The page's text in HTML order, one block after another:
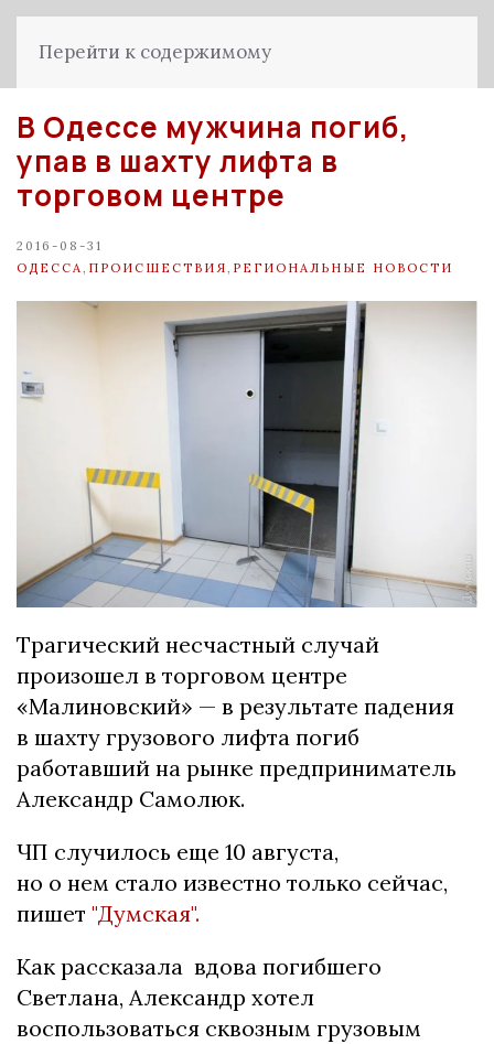
Перейти к содержимому
В Одессе мужчина погиб,
упав в шахту лифта в
торговом центре
2016-08-31
ОДЕССА
ПРОИСШЕСТВИЯ РЕГИОНАЛЬНЫЕ НОВОСТИ
Трагический несчастный случай
произошел в торговом центре
«Малиновский» — в результате падения
в шахту грузового лифта погиб
работавший на рынке предприниматель
Александр Самолюк.
ЧП случилось еще 10 августа,
но о нем стало известно только сейчас,
пишет "Думская".
Как рассказала вдова погибшего
Светлана, Александр хотел
воспользоваться сквозным грузовым